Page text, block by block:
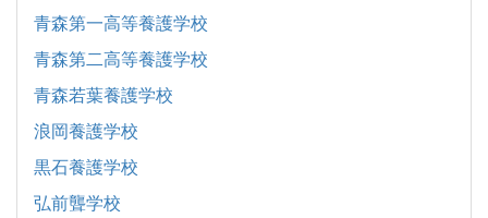
青森第一高等養護学校
青森第二高等養護学校
青森若葉養護学校
浪岡養護学校
黒石養護学校
弘前聾学校